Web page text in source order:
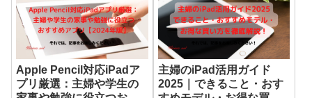
Apple Pencil対応iPadア
プリ厳選：主婦や学生の
主婦のiPad活用ガイド
2025｜できること・おす